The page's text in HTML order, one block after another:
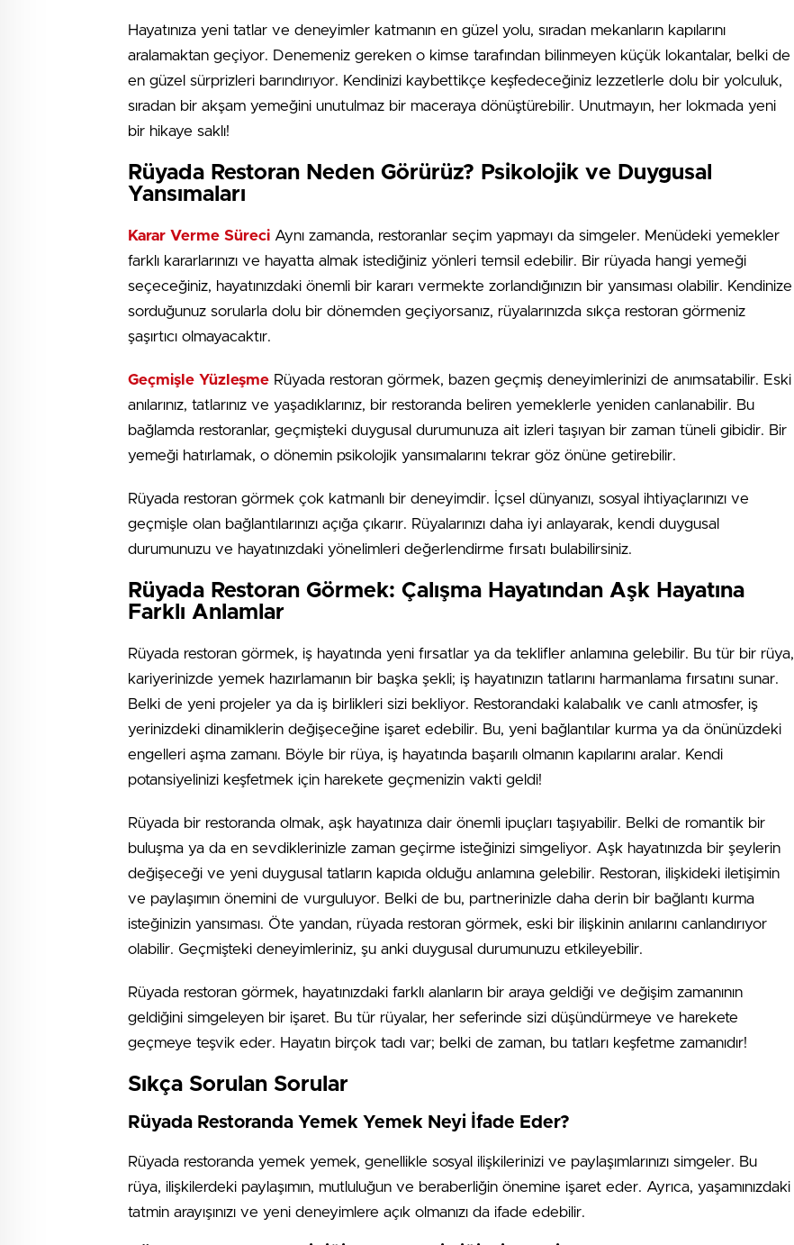
Hayatınıza yeni tatlar ve deneyimler katmanın en güzel yolu, sıradan mekanların kapılarını
aralamaktan geçiyor. Denemeniz gereken o kimse tarafından bilinmeyen küçük lokantalar, belki de
en güzel sürprizleri barındırıyor. Kendinizi kaybettikçe keşfedeceğiniz lezzetlerle dolu bir yolculuk,
sıradan bir akşam yemeğini unutulmaz bir maceraya dönüştürebilir. Unutmayın, her lokmada yeni
bir hikaye saklı!
Rüyada Restoran Neden Görürüz? Psikolojik ve Duygusal
Yansımaları
Karar Verme Süreci Aynı zamanda, restoranlar seçim yapmayı da simgeler. Menüdeki yemekler
farklı kararlarınızı ve hayatta almak istediğiniz yönleri temsil edebilir. Bir rüyada hangi yemeği
seçeceğiniz, hayatınızdaki önemli bir kararı vermekte zorlandığınızın bir yansıması olabilir. Kendinize
sorduğunuz sorularla dolu bir dönemden geçiyorsanız, rüyalarınızda sıkça restoran görmeniz
şaşırtıcı olmayacaktır.
Geçmişle Yüzleşme Rüyada restoran görmek, bazen geçmiş deneyimlerinizi de anımsatabilir. Eski
anılarınız, tatlarınız ve yaşadıklarınız, bir restoranda beliren yemeklerle yeniden canlanabilir. Bu
bağlamda restoranlar, geçmişteki duygusal durumunuza ait izleri taşıyan bir zaman tüneli gibidir. Bir
yemeği hatırlamak, o dönemin psikolojik yansımalarını tekrar göz önüne getirebilir.
Rüyada restoran görmek çok katmanlı bir deneyimdir. İçsel dünyanızı, sosyal ihtiyaçlarınızı ve
geçmişle olan bağlantılarınızı açığa çıkarır. Rüyalarınızı daha iyi anlayarak, kendi duygusal
durumunuzu ve hayatınızdaki yönelimleri değerlendirme fırsatı bulabilirsiniz.
Rüyada Restoran Görmek: Çalışma Hayatından Aşk Hayatına
Farklı Anlamlar
Rüyada restoran görmek, iş hayatında yeni fırsatlar ya da teklifler anlamına gelebilir. Bu tür bir rüya,
kariyerinizde yemek hazırlamanın bir başka şekli; iş hayatınızın tatlarını harmanlama fırsatını sunar.
Belki de yeni projeler ya da iş birlikleri sizi bekliyor. Restorandaki kalabalık ve canlı atmosfer, iş
yerinizdeki dinamiklerin değişeceğine işaret edebilir. Bu, yeni bağlantılar kurma ya da önünüzdeki
engelleri aşma zamanı. Böyle bir rüya, iş hayatında başarılı olmanın kapılarını aralar. Kendi
potansiyelinizi keşfetmek için harekete geçmenizin vakti geldi!
Rüyada bir restoranda olmak, aşk hayatınıza dair önemli ipuçları taşıyabilir. Belki de romantik bir
buluşma ya da en sevdiklerinizle zaman geçirme isteğinizi simgeliyor. Aşk hayatınızda bir şeylerin
değişeceği ve yeni duygusal tatların kapıda olduğu anlamına gelebilir. Restoran, ilişkideki iletişimin
ve paylaşımın önemini de vurguluyor. Belki de bu, partnerinizle daha derin bir bağlantı kurma
isteğinizin yansıması. Öte yandan, rüyada restoran görmek, eski bir ilişkinin anılarını canlandırıyor
olabilir. Geçmişteki deneyimleriniz, şu anki duygusal durumunuzu etkileyebilir.
Rüyada restoran görmek, hayatınızdaki farklı alanların bir araya geldiği ve değişim zamanının
geldiğini simgeleyen bir işaret. Bu tür rüyalar, her seferinde sizi düşündürmeye ve harekete
geçmeye teşvik eder. Hayatın birçok tadı var; belki de zaman, bu tatları keşfetme zamanıdır!
Sıkça Sorulan Sorular
Rüyada Restoranda Yemek Yemek Neyi İfade Eder?
Rüyada restoranda yemek yemek, genellikle sosyal ilişkilerinizi ve paylaşımlarınızı simgeler. Bu
rüya, ilişkilerdeki paylaşımın, mutluluğun ve beraberliğin önemine işaret eder. Ayrıca, yaşamınızdaki
tatmin arayışınızı ve yeni deneyimlere açık olmanızı da ifade edebilir.